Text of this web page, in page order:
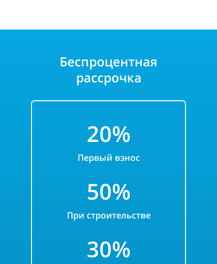
Беспроцентная
рассрочка
20%
Первый взнос
50%
При строительстве
30%